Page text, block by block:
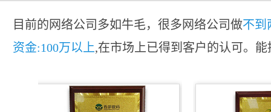
目前的网络公司多如牛毛，很多网络公司做不到
资金:100万以上,在市场上已得到客户的认可。